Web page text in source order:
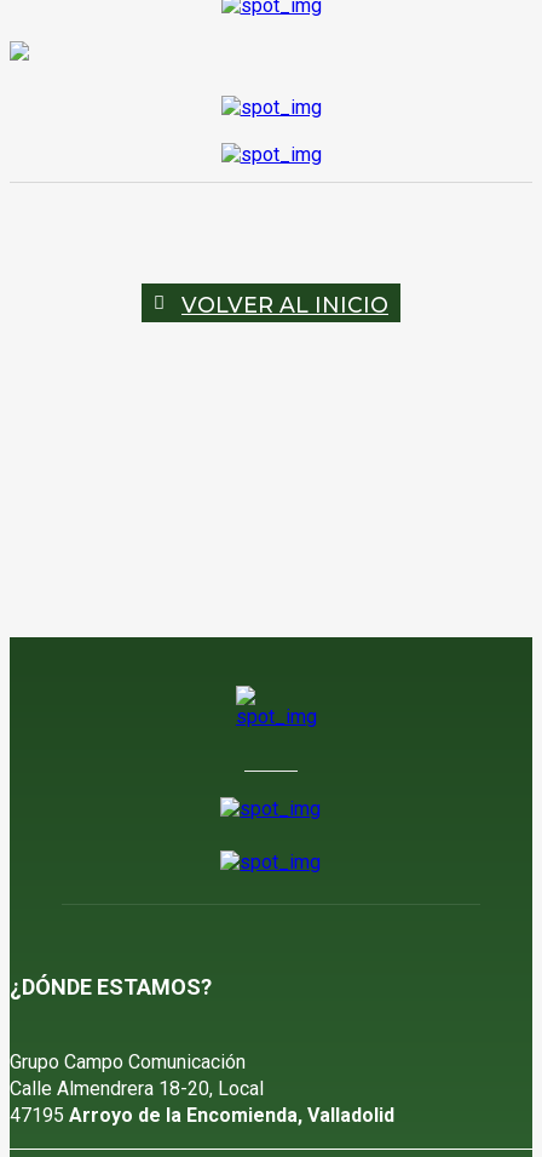
VOLVER AL INICIO
¿DÓNDE ESTAMOS?
Grupo Campo Comunicación
Calle Almendrera 18-20, Local
47195 Arroyo de la Encomienda, Valladolid